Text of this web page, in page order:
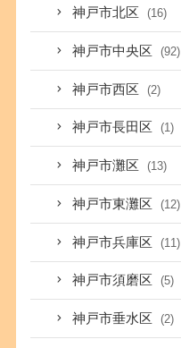
神戸市北区 (16)
神戸市中央区 (92)
神戸市西区 (2)
神戸市長田区 (1)
神戸市灘区 (13)
神戸市東灘区 (12)
神戸市兵庫区 (11)
神戸市須磨区 (5)
神戸市垂水区 (2)